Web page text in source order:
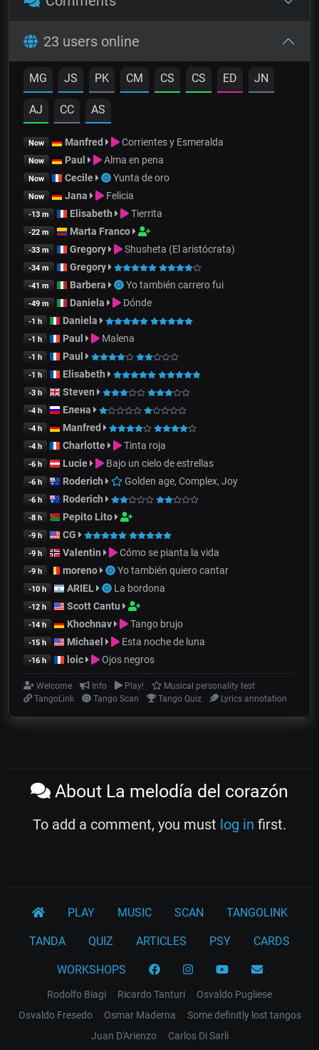
23 users online
MG JS PK CM CS CS ED JN
AJ CC AS
Now Manfred Corrientes y Esmeralda
Now Paul Alma en pena
Now Cecile Yunta de oro
Now Jana Felicia
-13 m Elisabeth Tierrita
-22 m Marta Franco
-33 m Gregory Shusheta (El aristócrata)
-34 m Gregory
-41 m Barbera Yo también carrero fui
-49 m Daniela Dónde
-1 h Daniela
-1 h Paul Malena
-1 h Paul
-1 h Elisabeth
-3 h Steven
-4 h Елена
-4 h Manfred
-4 h Charlotte Tinta roja
-6 h Lucie Bajo un cielo de estrellas
-6 h Roderich Golden age, Complex, Joy
-6 h Roderich
-8 h Pepito Lito
-9 h CG
-9 h Valentin Cómo se pianta la vida
-9 h moreno Yo también quiero cantar
-10 h ARIEL La bordona
-12 h Scott Cantu
-14 h Khochnav Tango brujo
-15 h Michael Esta noche de luna
-16 h loic Ojos negros
Welcome Info Play!
Musical personality test
TangoLink
Tango Scan Tango Quiz Lyrics annotation
About La melodía del corazón
To add a comment, you must log in first.
PLAY MUSIC SCAN TANGOLINK
TANDA QUIZ ARTICLES PSY CARDS
WORKSHOPS
Rodolfo Biagi Ricardo Tanturi
Osvaldo Pugliese
Osvaldo Fresedo
Osmar Maderna
Some definitly lost tangos
Juan D'Arienzo
Carlos Di Sarli